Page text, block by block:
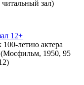
зал)
12+
летию актера
(Мосфильм, 1950, 95